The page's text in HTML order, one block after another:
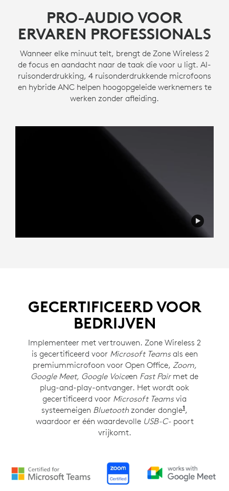
PRO-AUDIO VOOR
ERVAREN PROFESSIONALS
Wanneer elke minuut telt, brengt de Zone Wireless 2
de focus en aandacht naar de taak die voor u ligt. AI-
ruisonderdrukking, 4 ruisonderdrukkende microfoons
en hybride ANC helpen hoogopgeleide werknemers te
werken zonder afleiding.
GECERTIFICEERD VOOR
BEDRIJVEN
Implementeer met vertrouwen. Zone Wireless 2
is gecertificeerd voor Microsoft Teamsals een
premiummicrofoon voor Open Office, Zoom,
Google Meet, Google Voiceen Fast Pairmet de
plug-and-play-ontvanger. Het wordt ook
gecertificeerd voor Microsoft Teamsvia
systeemeigen Bluetoothzonder dongle1Vereist
,
waardoor er één waardevolle USB-C-poort
vrijkomt.